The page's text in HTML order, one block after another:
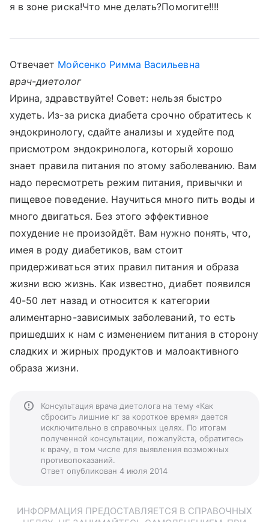
я в зоне риска!Что мне делать?Помогите!!!!
Отвечает Мойсенко Римма Васильевна
врач-диетолог
Ирина, здравствуйте! Совет: нельзя быстро
худеть. Из-за риска диабета срочно обратитесь к
эндокринологу, сдайте анализы и худейте под
присмотром эндокринолога, который хорошо
знает правила питания по этому заболеванию. Вам
надо пересмотреть режим питания, привычки и
пищевое поведение. Научиться много пить воды и
много двигаться. Без этого эффективное
похудение не произойдёт. Вам нужно понять, что,
имея в роду диабетиков, вам стоит
придерживаться этих правил питания и образа
жизни всю жизнь. Как известно, диабет появился
40-50 лет назад и относится к категории
алиментарно-зависимых заболеваний, то есть
пришедших к нам с изменением питания в сторону
сладких и жирных продуктов и малоактивного
образа жизни.
Консультация врача диетолога на тему «Как
сбросить лишние кг за короткое время» дается
исключительно в справочных целях. По итогам
полученной консультации, пожалуйста, обратитесь
к врачу, в том числе для выявления возможных
противопоказаний.
Ответ опубликован 4 июля 2014
ИНФОРМАЦИЯ ПРЕДОСТАВЛЯЕТСЯ В СПРАВОЧНЫХ